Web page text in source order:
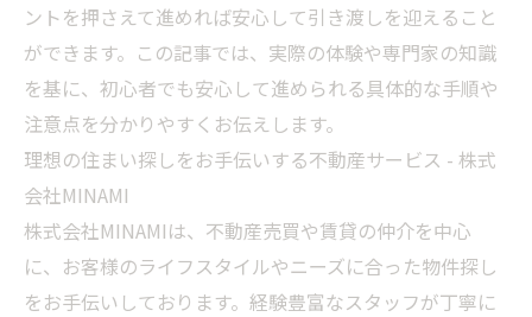
ントを押さえて進めれば安心して引き渡しを迎えること
ができます。この記事では、実際の体験や専門家の知識
を基に、初心者でも安心して進められる具体的な手順や
注意点を分かりやすくお伝えします。
理想の住まい探しをお手伝いする不動産サービス - 株式
会社MINAMI
株式会社MINAMIは、不動産売買や賃貸の仲介を中心
に、お客様のライフスタイルやニーズに合った物件探し
をお手伝いしております。経験豊富なスタッフが丁寧に